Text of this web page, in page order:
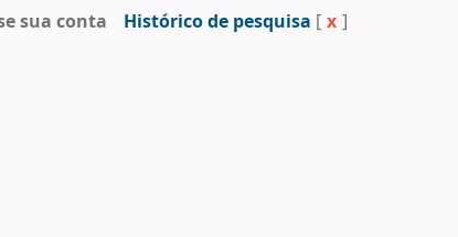
sua conta Histórico de pesquisa [ x ]